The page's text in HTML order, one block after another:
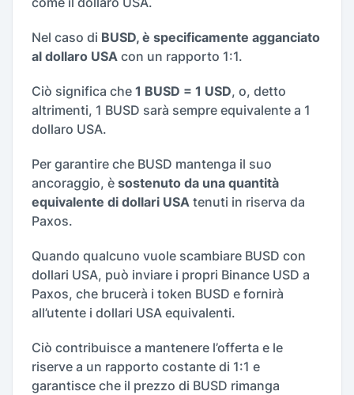
Nel caso di BUSD, è specificamente agganciato
al dollaro USA con un rapporto 1:1.
Ciò significa che 1 BUSD = 1 USD, o, detto
altrimenti, 1 BUSD sarà sempre equivalente a 1
dollaro USA.
Per garantire che BUSD mantenga il suo
ancoraggio, è sostenuto da una quantità
equivalente di dollari USA tenuti in riserva da
Paxos.
Quando qualcuno vuole scambiare BUSD con
dollari USA, può inviare i propri Binance USD a
Paxos, che brucerà i token BUSD e fornirà
all’utente i dollari USA equivalenti.
Ciò contribuisce a mantenere l’offerta e le
riserve a un rapporto costante di 1:1 e
garantisce che il prezzo di BUSD rimanga